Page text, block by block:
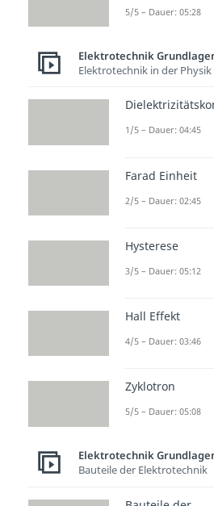
Das
großen
Strom fließen
Schaltung
Wie du
nur noch
Schaltung.
unserer
5/5 – Dauer: 05:28
Elektrotechnik
Elektrotechnik in der Physik
1/5 – Dauer: 04:45
Farad Einheit
2/5 – Dauer: 02:45
Hysterese
3/5 – Dauer: 05:12
Hall Effekt
4/5 – Dauer: 03:46
Zyklotron
5/5 – Dauer: 05:08
Elektrotechnik
Bauteile der Elektrotechnik